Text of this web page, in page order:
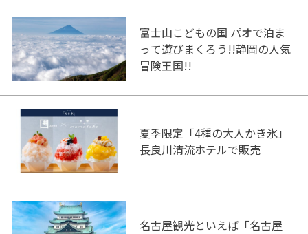
富士山こどもの国 パオで泊ま
って遊びまくろう!!静岡の人気
冒険王国!!
夏季限定「4種の大人かき氷」
長良川清流ホテルで販売
名古屋観光といえば「名古屋